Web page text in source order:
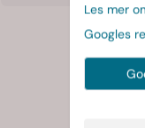
Les mer
Googles